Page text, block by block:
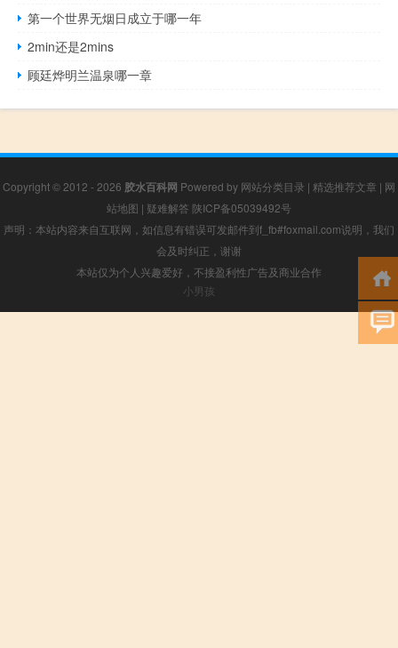
第一个世界无烟日成立于哪一年
2min还是2mins
顾廷烨明兰温泉哪一章
Copyright © 2012 - 2026 胶水百科网 Powered by 网站分类目录 | 精选推荐文章 | 网
站地图 | 疑难解答 陕ICP备05039492号
声明：本站内容来自互联网，如信息有错误可发邮件到f_fb#foxmail.com说明，我们
会及时纠正，谢谢
本站仅为个人兴趣爱好，不接盈利性广告及商业合作
小男孩